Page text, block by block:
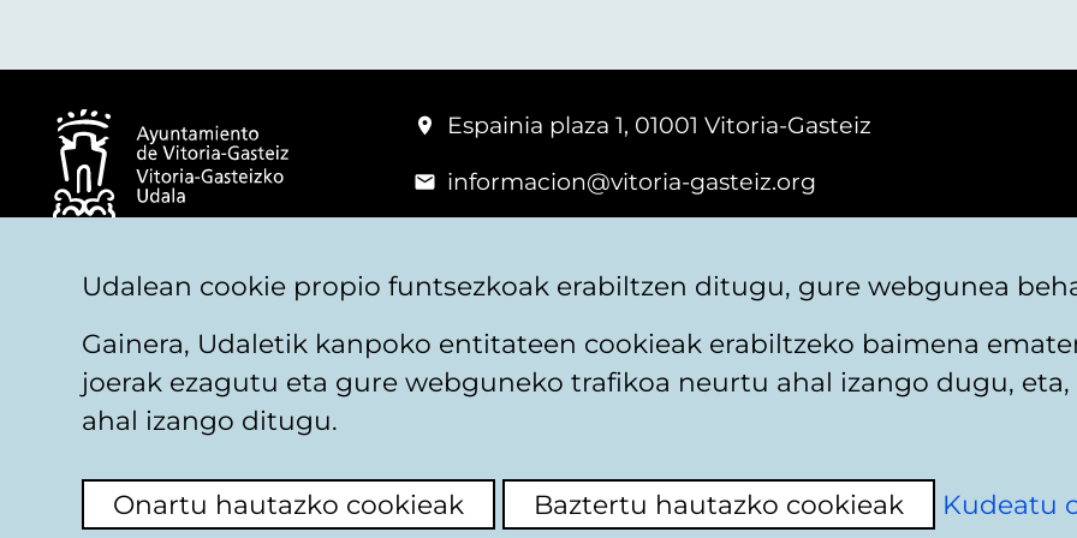
© Vitoria-Gasteizko Udala
Espainia plaza 1, 01001 Vitoria-Gasteiz
informacion@vitoria-gasteiz.org
Legezko oharra Pribatutasuna
Udalean cookie propio funtsezkoak erabiltzen ditugu, gure webgunea
Gainera, Udaletik kanpoko entitateen cookieak erabiltzeko baimena
joerak ezagutu eta gure webguneko trafikoa neurtu ahal izango dugu,
ahal izango ditugu.
Onartu hautazko cookieak Baztertu hautazko cookieak Kudeatu